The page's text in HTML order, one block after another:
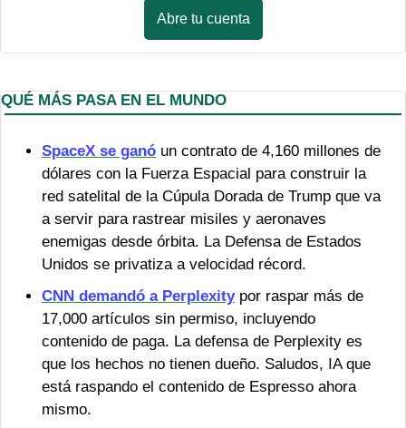
Abre tu cuenta
QUÉ MÁS PASA EN EL MUNDO
SpaceX se ganó un contrato de 4,160 millones de
dólares con la Fuerza Espacial para construir la
red satelital de la Cúpula Dorada de Trump que va
a servir para rastrear misiles y aeronaves
enemigas desde órbita. La Defensa de Estados
Unidos se privatiza a velocidad récord.
CNN demandó a Perplexity por raspar más de
17,000 artículos sin permiso, incluyendo
contenido de paga. La defensa de Perplexity es
que los hechos no tienen dueño. Saludos, IA que
está raspando el contenido de Espresso ahora
mismo.